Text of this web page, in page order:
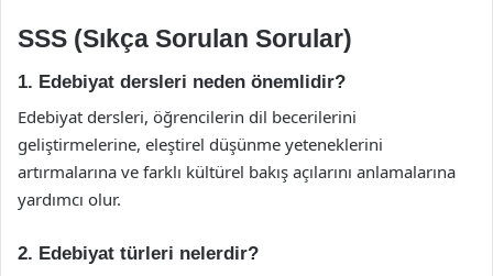
SSS (Sıkça Sorulan Sorular)
1. Edebiyat dersleri neden önemlidir?
Edebiyat dersleri, öğrencilerin dil becerilerini
geliştirmelerine, eleştirel düşünme yeteneklerini
artırmalarına ve farklı kültürel bakış açılarını anlamalarına
yardımcı olur.
2. Edebiyat türleri nelerdir?